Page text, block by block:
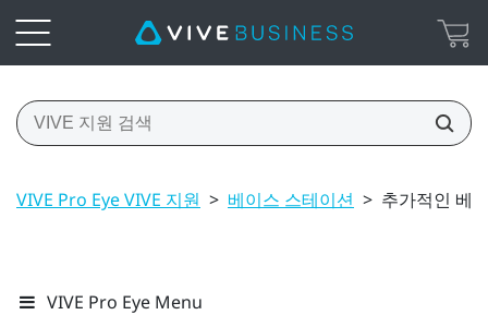
VIVE Pro Eye VIVE 지원 > 베이스 스테이션 > 추가적인 베
VIVE Pro Eye Menu